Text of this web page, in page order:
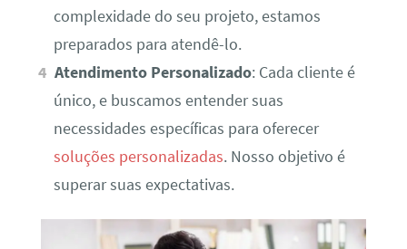
complexidade do seu projeto, estamos
preparados para atendê-lo.
Atendimento Personalizado: Cada cliente é
único, e buscamos entender suas
necessidades específicas para oferecer
soluções personalizadas. Nosso objetivo é
superar suas expectativas.